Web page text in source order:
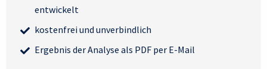
entwickelt
kostenfrei und unverbindlich
Ergebnis der Analyse als PDF per E-Mail